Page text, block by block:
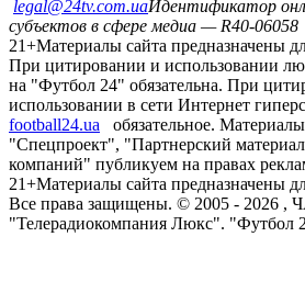
legal@24tv.com.uaИдентификатор
субъектов в сфере медиа — R40-06058
21+Материалы сайта предназначены
При цитировании и использовании
на "Футбол 24" обязательна. При
использовании в сети Интернет
football24.ua
обязательное.
"Спецпроект", "Партнерский
компаний" публикуем на правах
21+Материалы сайта предназначены
Все права защищены. © 2005 - 2026 ,
"Телерадиокомпания Люкс". "Футбол